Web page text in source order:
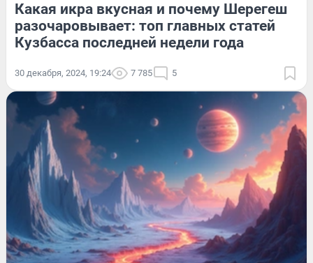
Какая икра вкусная и почему Шерегеш
разочаровывает: топ главных статей
Кузбасса последней недели года
30 декабря, 2024, 19:24 7 785 5